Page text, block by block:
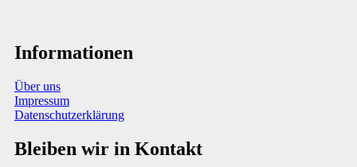
Informationen
Über uns
Impressum
Datenschutzerklärung
Bleiben wir in Kontakt